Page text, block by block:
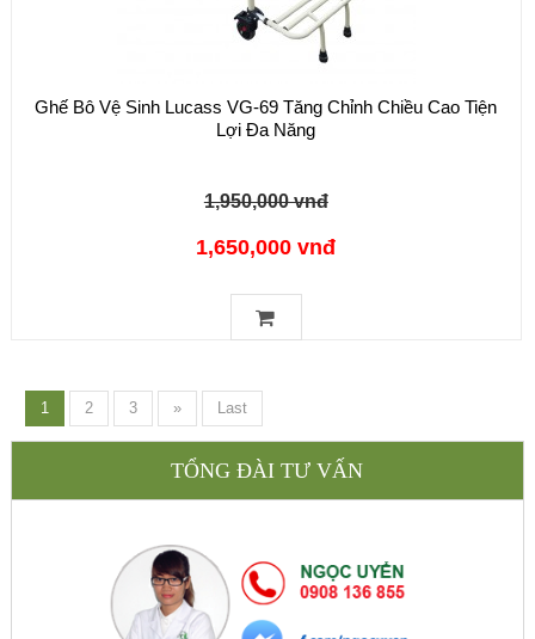
Ghế Bô Vệ Sinh Lucass VG-69 Tăng Chỉnh Chiều Cao Tiện
Lợi Đa Năng
1,950,000 vnđ
1,650,000 vnđ
1 2 3 » Last
TỔNG ĐÀI TƯ VẤN